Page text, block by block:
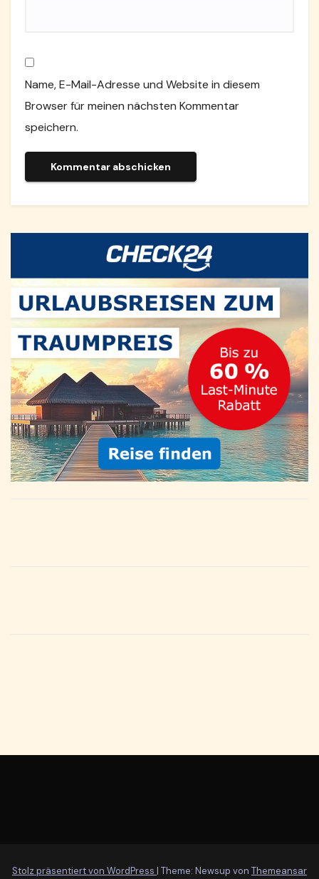
Name, E-Mail-Adresse und Website in diesem
Browser für meinen nächsten Kommentar
speichern.
Stolz präsentiert von WordPress | Theme: Newsup von Themeansar